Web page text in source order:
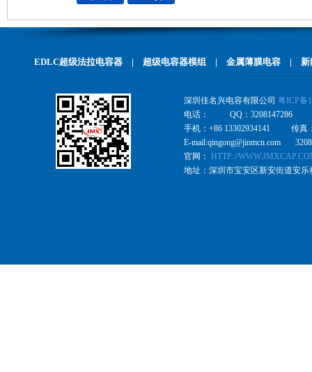
EDLC超级法拉电容器 | 超级电容器模组 | 金属薄膜电容 | 新
深圳佳名兴电容有限公司 粤ICP备
电话： QQ：3208147286
手机：+86 13302934141 传真
E-mail:qingong@jinmcn.com
官网： HTTP://
地址：深圳市宝安区新安街道安